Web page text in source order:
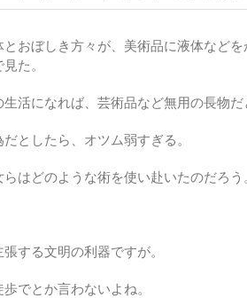
おぼしき方々が、美術品に液体など
た。
活になれば、芸術品など無用の長物
としたら、オツム弱すぎる。
はどのような術を使い赴いたのだろう
する文明の利器ですが。
でとか言わないよね。